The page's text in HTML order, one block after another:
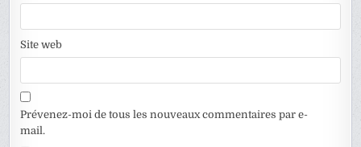
Site web
Prévenez-moi de tous les nouveaux commentaires par e-
mail.